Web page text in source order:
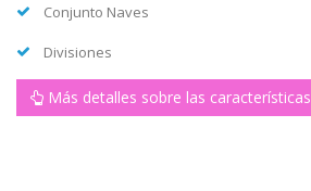
Conjunto Naves
Divisiones
Más detalles sobre las características